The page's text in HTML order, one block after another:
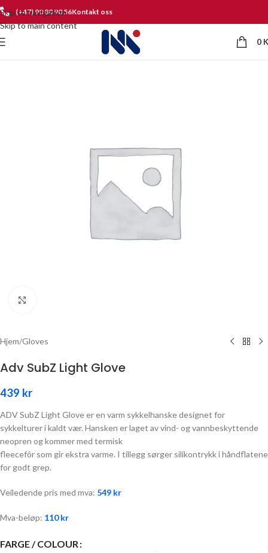
Skip to navigation
Skip to main content
(+47) 90 80 90 56Kontakt oss
0
Hjem/Gloves
Adv SubZ Light Glove
439 kr
ADV SubZ Light Glove er en varm sykkelhanske designet for
sykkelturer i kaldt vær. Hansken er laget av vind- og vannbeskyttende
neopren og kommer med termisk
fleecefôr som gir ekstra varme. I tillegg sørger silikontrykk i håndflatene
for godt grep.
Veiledende pris med mva: 549 kr
Mva-beløp: 110kr
FARGE / COLOUR